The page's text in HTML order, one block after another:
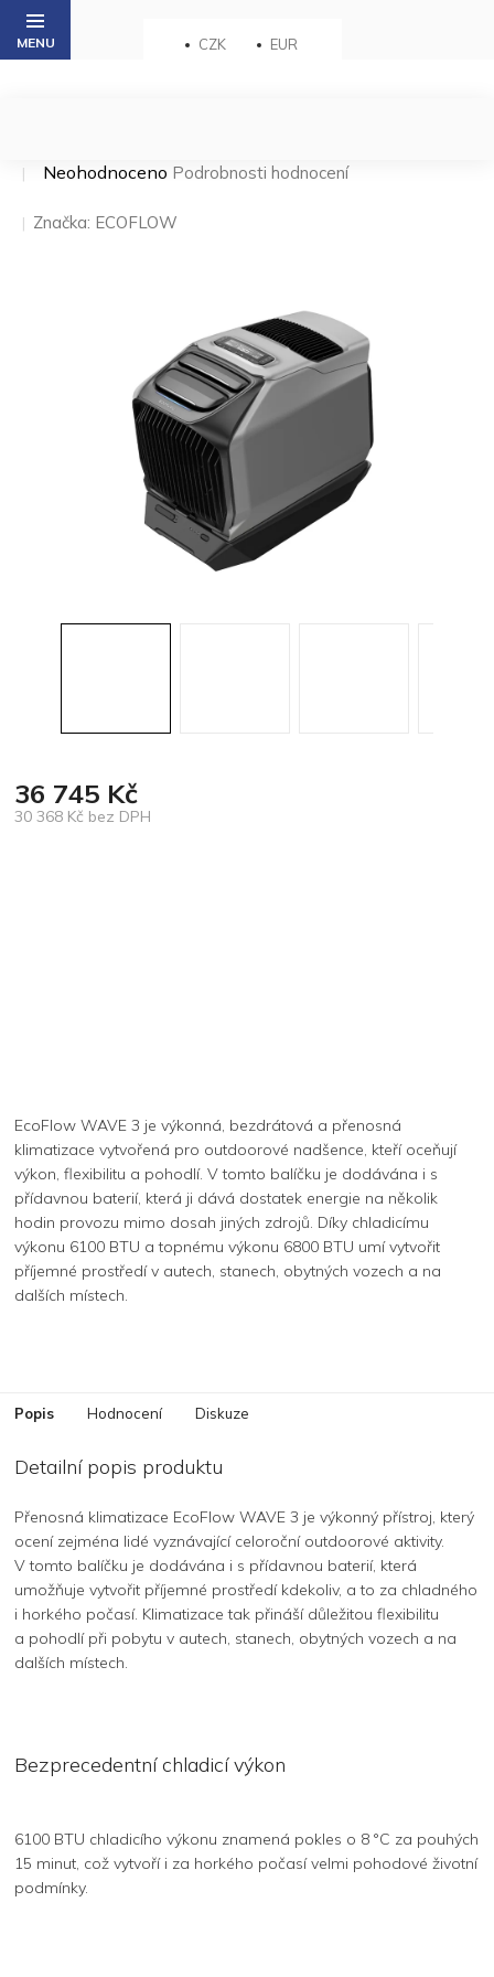
Přejít
obsah
CZK EUR
Průměrné
produktu
je
Neohodnoceno Podrobnosti hodnocení
Značka: ECOFLOW
36 745 Kč
30 368 Kč bez DPH
EcoFlow WAVE 3 je výkonná, bezdrátová a přenosná
klimatizace vytvořená pro outdoorové nadšence, kteří oceňují
výkon, flexibilitu a pohodlí. V tomto balíčku je dodávána i s
přídavnou baterií, která ji dává dostatek energie na několik
hodin provozu mimo dosah jiných zdrojů. Díky chladicímu
výkonu 6100 BTU a topnému výkonu 6800 BTU umí vytvořit
příjemné prostředí v autech, stanech, obytných vozech a na
dalších místech.
Popis Hodnocení Diskuze
Detailní popis produktu
Přenosná klimatizace EcoFlow WAVE 3 je výkonný přístroj, který
ocení zejména lidé vyznávající celoroční outdoorové aktivity.
V tomto balíčku je dodávána i s přídavnou baterií, která
umožňuje vytvořit příjemné prostředí kdekoliv, a to za chladného
i horkého počasí. Klimatizace tak přináší důležitou flexibilitu
a pohodlí při pobytu v autech, stanech, obytných vozech a na
dalších místech.
Bezprecedentní chladicí výkon
6100 BTU chladicího výkonu znamená pokles o 8 °C za pouhých
15 minut, což vytvoří i za horkého počasí velmi pohodové životní
podmínky.